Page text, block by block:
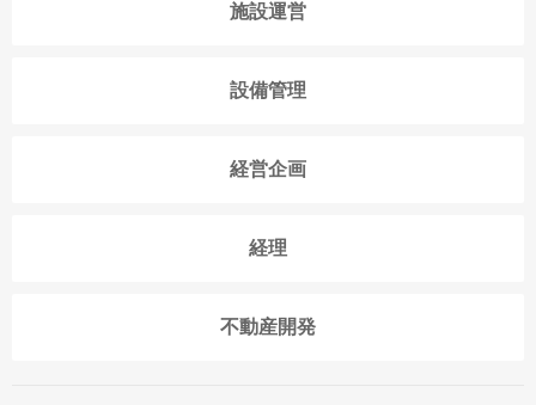
施設運営
設備管理
経営企画
経理
不動産開発